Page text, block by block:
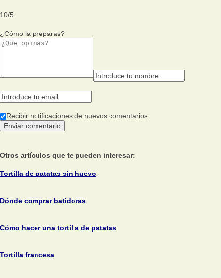
10/5
¿Cómo la preparas?
Recibir notificaciones de nuevos comentarios
Otros artículos que te pueden interesar:
Tortilla de patatas sin huevo
Dónde comprar batidoras
Cómo hacer una tortilla de patatas
Tortilla francesa